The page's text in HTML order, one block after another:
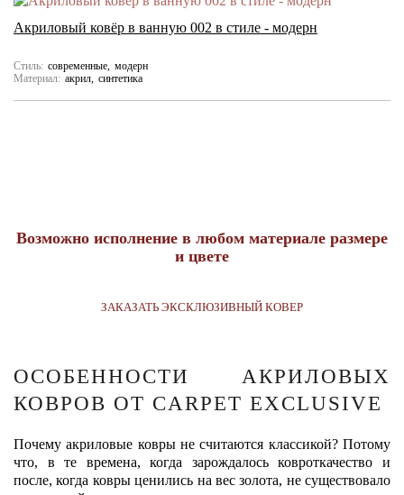
Акриловый ковёр в ванную 002 в стиле - модерн
Стиль: современные модерн
Материал: акрил синтетика
Возможно исполнение в любом материале размере
и цвете
ЗАКАЗАТЬ ЭКСКЛЮЗИВНЫЙ КОВЕР
ОСОБЕННОСТИ АКРИЛОВЫХ
КОВРОВ ОТ CARPET EXCLUSIVE
Почему акриловые ковры не считаются классикой? Потому
что, в те времена, когда зарождалось ковроткачество и
после, когда ковры ценились на вес золота, не существовало